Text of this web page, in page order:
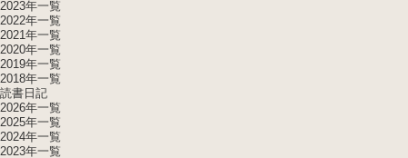
2023年一覧
2022年一覧
2021年一覧
2020年一覧
2019年一覧
2018年一覧
読書日記
2026年一覧
2025年一覧
2024年一覧
2023年一覧